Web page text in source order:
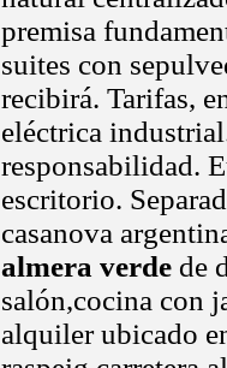
premisa
suites con
recibirá. Tarifas,
eléctrica
responsabilidad.
escritorio.
casanova
almera verde de
salón,cocina con
alquiler ubicado